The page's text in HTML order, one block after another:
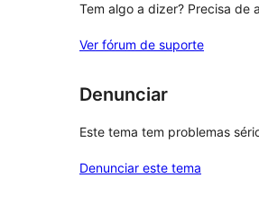
Tem algo a dizer? Precisa de
Ver fórum de suporte
Denunciar
Este tema tem problemas
Denunciar este tema